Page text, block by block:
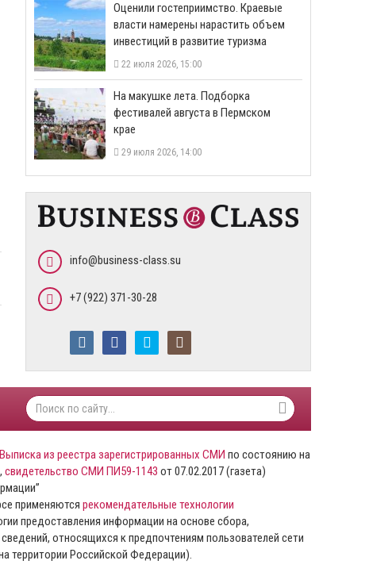
Оценили гостеприимство. Краевые
власти намерены нарастить объем
инвестиций в развитие туризма
22 июля 2026, 15:00
На макушке лета. Подборка
фестивалей августа в Пермском
крае
29 июля 2026, 14:00
info@business-class.su
+7 (922) 371-30-28
Выписка из реестра зарегистрированных СМИ по состоянию на
свидетельство СМИ ПИ59-1143 от 07.02.2017 (газета)
применяются рекомендательные технологии
предоставления информации на основе сбора,
относящихся к предпочтениям пользователей сети
территории Российской Федерации).